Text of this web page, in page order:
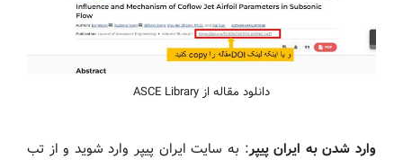
دانلود مقاله از ASCE Library
وارد شدن به ایران پیپر: به سایت ایران پیپر وارد شوید و از تب